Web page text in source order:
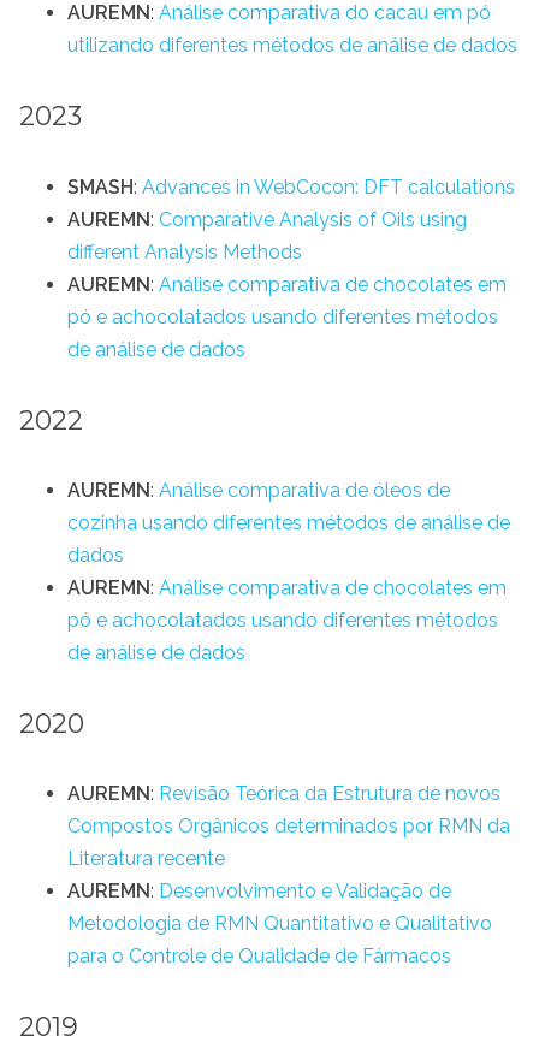
AUREMN: Análise comparativa do cacau em pó
utilizando diferentes métodos de análise de dados
2023
SMASH: Advances in WebCocon: DFT calculations
AUREMN: Comparative Analysis of Oils using
different Analysis Methods
AUREMN: Análise comparativa de chocolates em
pó e achocolatados usando diferentes métodos
de análise de dados
2022
AUREMN: Análise comparativa de óleos de
cozinha usando diferentes métodos de análise de
dados
AUREMN: Análise comparativa de chocolates em
pó e achocolatados usando diferentes métodos
de análise de dados
2020
AUREMN: Revisão Teórica da Estrutura de novos
Compostos Orgânicos determinados por RMN da
Literatura recente
AUREMN: Desenvolvimento e Validação de
Metodologia de RMN Quantitativo e Qualitativo
para o Controle de Qualidade de Fármacos
2019